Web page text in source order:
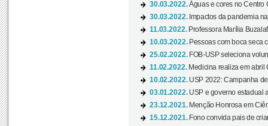
30.03.2022.Águas e cores no Centro
30.03.2022. Impactos da pandemia
11.03.2022. Professora Marília
10.03.2022. Pessoas com boca seca
25.02.2022. FOB-USP seleciona
11.02.2022. Medicina realiza em abril
10.02.2022. USP 2022: Campanha
03.01.2022. USP e governo estadual
23.12.2021. Menção Honrosa em
15.12.2021. Fono convida pais de